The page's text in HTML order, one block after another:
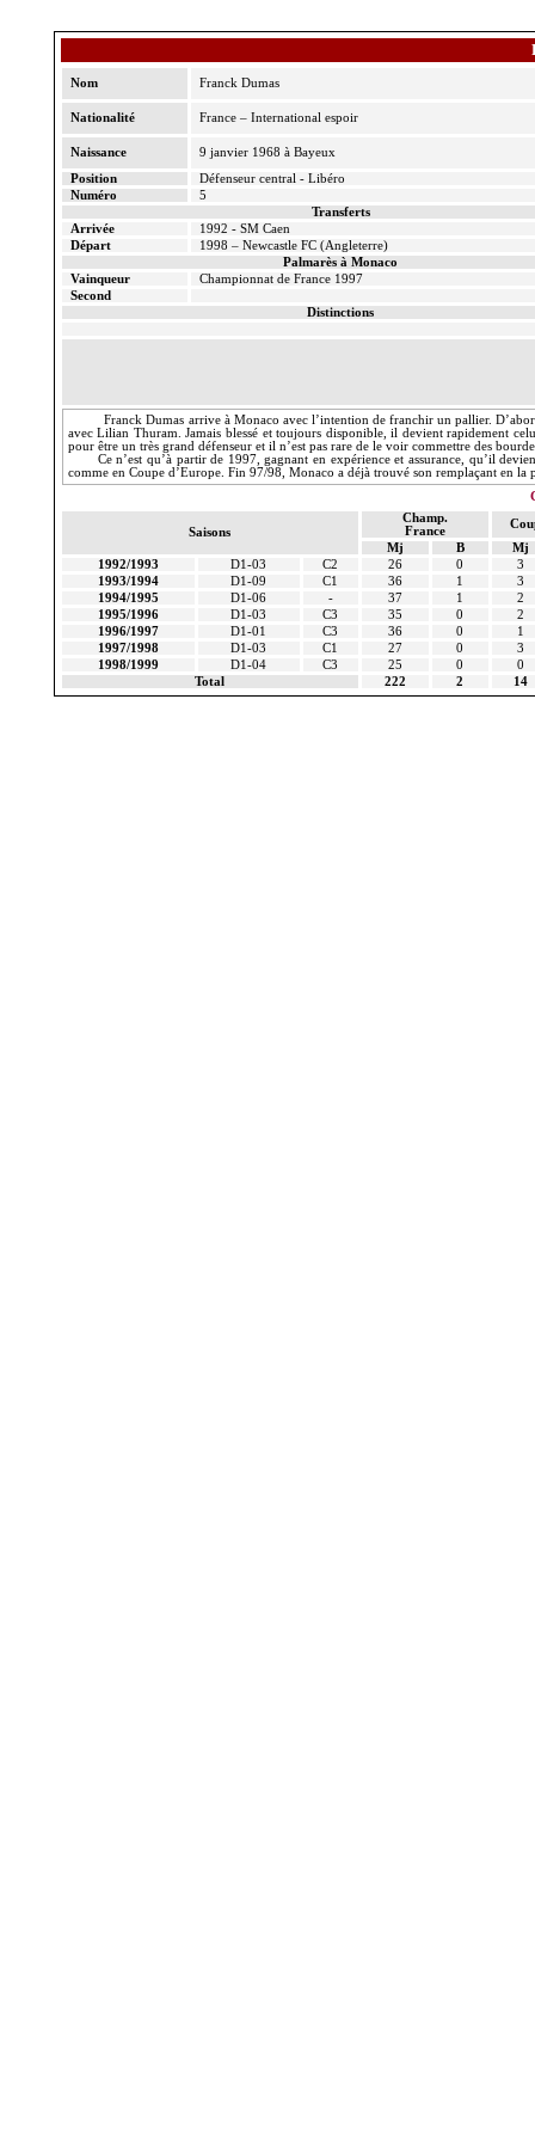
Nom Franck Dumas
Nationalité France – International espoir
Naissance
9 janvier 1968 à Bayeux
Position
Défenseur central - Libéro
Numéro
5
Transferts
Arrivée
1992 - SM Caen
Départ
1998 – Newcastle FC (Angleterre)
Palmarès à Monaco
Vainqueur
Championnat de France 1997
Second
Distinctions
Franck Dumas arrive à Monaco avec l’intention de franchir unpallier.
avec Lilian Thuram. Jamais blessé et toujours disponible, il devient rapidement
pour être un très grand défenseur et il n’est pas rare de le voir commettre des
Ce n’est qu’à partir de 1997, gagnant en expérience et assurance, qu’il
comme en Coupe d’Europe. Fin 97/98, Monaco a déjà trouvé son remplaçant en la
Saisons
Champ.
France
Mj
B
Mj
1992/1993
D1-03 C2 26 0
3
1993/1994
D1-09 C1 36 1
3
1994/1995
D1-06 - 37 1
2
1995/1996
D1-03 C3 35 0
2
1996/1997
D1-01 C3 36 0
1
1997/1998
D1-03 C1 27 0
3
1998/1999
D1-04 C3 25 0
0
Total
222 2 14